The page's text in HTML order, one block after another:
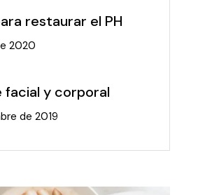
restaurar el PH
2020
facial y corporal
de 2019